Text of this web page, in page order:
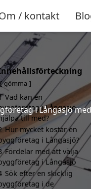
/ kontakt
i Långasjö
gömma
Vad kan en
i Långasjö
till med?
Hur mycket kostar en
i Långasjö?
Fördelar med att välja
i Långasjö
Sök efter en skicklig
i de